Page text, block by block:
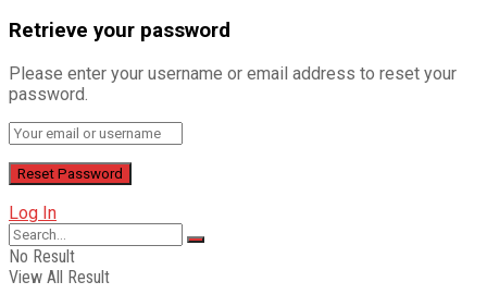
Retrieve your password
Please enter your username or email address to reset your
password.
Log In
No Result
View All Result